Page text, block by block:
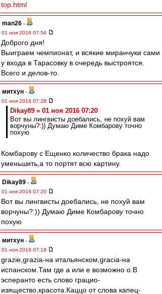
top.html
man26 -
01 ноя 2016 07:54
Доброго дня!
Выиграем чемпионат, и всякие миранчуки сами
у входа в Тарасовку в очередь выстроятся.
Всего и делов-то.
митхун -
01 ноя 2016 07:28
Dikay89 » 01 ноя 2016 07:20
Вот вы лингвисты доебались, не похуй вам
ворчуны?:)) Думаю Диме Комбарову точно
похую
Комбарову с Ещенко количество брака надо
уменьшить,а то портят всю картину.
Dikay89 -
01 ноя 2016 07:20
Вот вы лингвисты доебались, не похуй вам
ворчуны?:)) Думаю Диме Комбарову точно
похую
митхун -
01 ноя 2016 07:18
grazie,grazia-на итальянском,gracia-на
испанском.Там где а или е возможно о.В
эсперанто есть слово грацио-
изящество,красота.Каццо от слова капец-